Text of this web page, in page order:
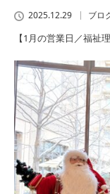
2025.12.29 ブロ
【1月の営業日／福祉